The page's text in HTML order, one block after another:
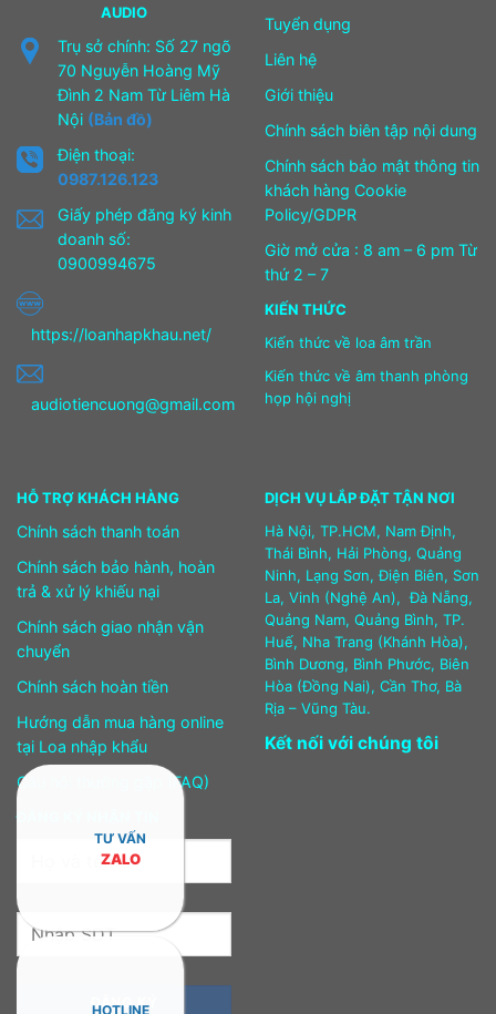
AUDIO
Trụ sở chính: Số 27 ngõ
70 Nguyễn Hoàng Mỹ
Đình 2 Nam Từ Liêm Hà
Nội (Bản đồ)
Điện thoại:
0987.126.123
Giấy phép đăng ký kinh
doanh số:
0900994675
https://loanhapkhau.net/
audiotiencuong@gmail.com
Tuyển dụng
Liên hệ
Giới thiệu
Chính sách biên tập nội dung
Chính sách bảo mật thông tin
khách hàng Cookie
Policy/GDPR
Giờ mở cửa : 8 am – 6 pm Từ
thứ 2 – 7
KIẾN THỨC
Kiến thức về loa âm trần
Kiến thức về âm thanh phòng
họp hội nghị
HỖ TRỢ KHÁCH HÀNG
Chính sách thanh toán
Chính sách bảo hành, hoàn
trả & xử lý khiếu nại
Chính sách giao nhận vận
chuyển
Chính sách hoàn tiền
Hướng dẫn mua hàng online
tại Loa nhập khẩu
Câu hỏi thường gặp (FAQ)
DỊCH VỤ LẮP ĐẶT TẬN NƠI
Hà Nội, TP.HCM, Nam Định,
Thái Bình, Hải Phòng, Quảng
Ninh, Lạng Sơn, Điện Biên, Sơn
La, Vinh (Nghệ An), Đà Nẵng,
Quảng Nam, Quảng Bình, TP.
Huế, Nha Trang (Khánh Hòa),
Bình Dương, Bình Phước, Biên
Hòa (Đồng Nai), Cần Thơ, Bà
Rịa – Vũng Tàu.
Kết nối với chúng tôi
TƯ VẤN
ZALO
HOTLINE